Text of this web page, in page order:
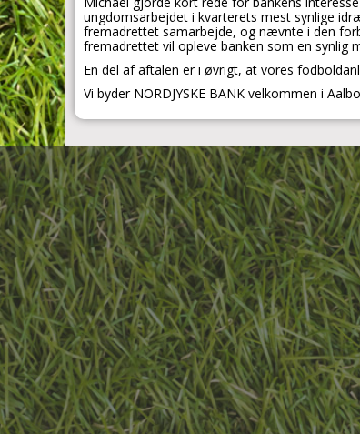
ungdomsarbejdet i kvarterets mest synlige
fremadrettet samarbejde, og nævnte i den
fremadrettet vil opleve banken som en synlig
En del af aftalen er i øvrigt, at vores
Vi byder NORDJYSKE BANK velkommen i